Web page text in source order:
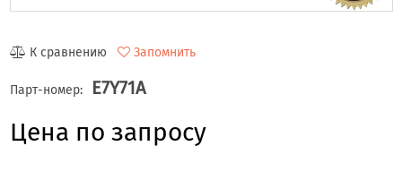
К сравнению Запомнить
Парт-номер: E7Y71A
Цена по запросу